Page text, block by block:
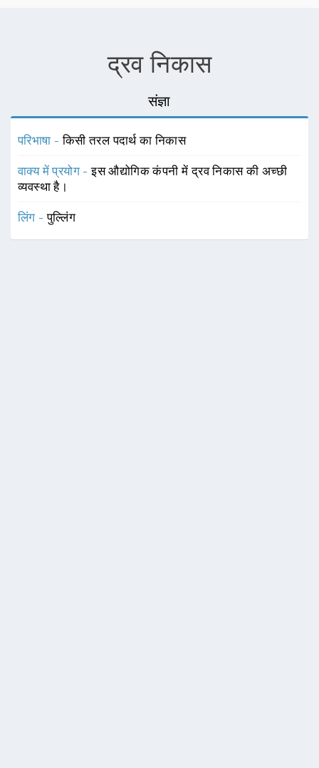
द्रव निकास
संज्ञा
परिभाषा -किसी तरल पदार्थ का निकास
वाक्य में प्रयोग -इस औद्योगिक कंपनी में द्रव निकास की अच्छी
व्यवस्था है।
लिंग -पुल्लिंग